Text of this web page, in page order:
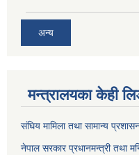
अन्य
मन्त्रालयका केही
संघिय मामिला तथा सामान्य
नेपाल सरकार प्रधानमन्त्री तथा